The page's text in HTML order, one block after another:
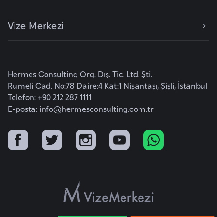
Vize Merkezi
Hermes Consulting Org. Dış. Tic. Ltd. Şti.
Rumeli Cad. No:78 Daire:4 Kat:1 Nişantaşı, Şişli, İstanbul
Telefon: +90 212 287 1111
E-posta: info@hermesconsulting.com.tr
a
t
a
n
B
u